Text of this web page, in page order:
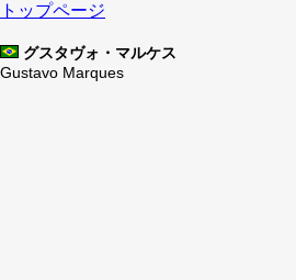
トップページ
グスタヴォ・マルケス
Gustavo Marques